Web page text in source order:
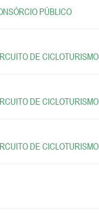
PÚBLICO
DE CICLOTURISMO
DE CICLOTURISMO
DE CICLOTURISMO